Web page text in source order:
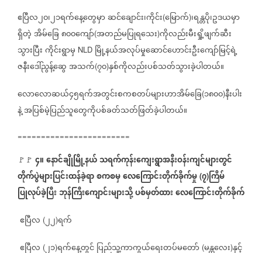
ဧပြီလ၂၀၊၂၁ရက်နေ့တွေမှာဆင်ချောင်း၊ကိုင်း(မြောက်)၊ရန္တပို၊ဥဒယမှာ
ရှိတဲ့အိမ်ခြေ၈၀၀ကျော်(အတည်မပြုရသေး)ကိုလည်းမီးရှို့ဖျက်ဆီး
သွားပြီးကိုင်းရွာမှ NLD မြို့နယ်အလုပ်မှုဆောင်ဟောင်းဦးကျော်မြင့်ရဲ့
ဇနီးဒေါ်ညွန့်ဆွေအသက်(၇၀)နှစ်ကိုလည်းပစ်သတ်သွားခဲ့ပါတယ်။
လောလောဆယ်၄၅ရက်အတွင်းစကစတပ်များဟာအိမ်ခြေ(၁၈၀၀)နီးပါး
နဲ့အပြစ်မဲ့ပြည်သူတွေကိုပစ်ခတ်သတ်ဖြတ်ခဲ့ပါတယ်။
========================
🚩🚩 ၄။နောင်ချိုမြို့နယ်သရက်ကုန်းကျေးရွာအနီးဝန်းကျင်များတွင်
တိုက်ပွဲများပြင်းထန်ခဲ့ရာစကစမှလေကြောင်းတိုက်ခိုက်မှု (၇)ကြိမ်
ပြုလုပ်ခဲ့ပြီးဘုန်ကြီးကျောင်းများသို့ပစ်မှတ်ထားလေကြောင်းတိုက်ခိုက်
ဧပြီလ (၂၂)ရက်
ဧပြီလ (၂၁)ရက်နေ့တွင်ပြည်သူ့ကာကွယ်ရေးတပ်မတော် (မန္တလေး)နှင့်